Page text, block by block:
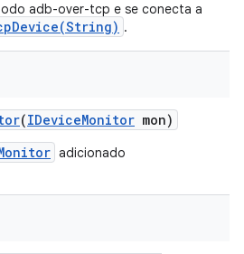
adb-over-tcp e se conecta a
.
(IDeviceMonitor mon)
adicionado